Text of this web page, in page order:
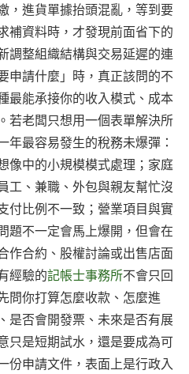
，進貨單據抬頭混亂，等到要
補資料時，才發現前面省下的
調整組織結構與交易延遲的連
申請什麼」時，真正該問的不
最能承接你的收入模式、成本
若老闆只想用一個表單解決所
年最容易發生的稅務未爆彈：
像中的小規模模式處理；家庭
工、兼職、外包與親友幫忙沒
付比例不一致；營業項目與實
題不一定會馬上爆開，但會在
作合約、股權討論或出售店面
經驗的記帳士事務所不會只回
問你打算怎麼收款、怎麼進
是否會開發票、未來是否有展
只是短期試水，還是要成為可
份申請文件，表面上是行政入